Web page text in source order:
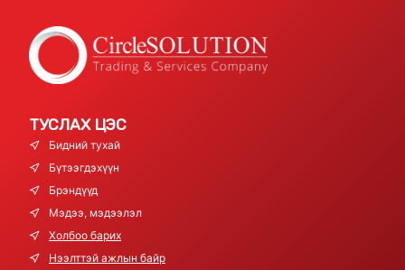
ТУСЛАХ ЦЭС
Бидний тухай
Бүтээгдэхүүн
Брэндүүд
Мэдээ, мэдээлэл
Холбоо барих
Нээлттэй ажлын байр